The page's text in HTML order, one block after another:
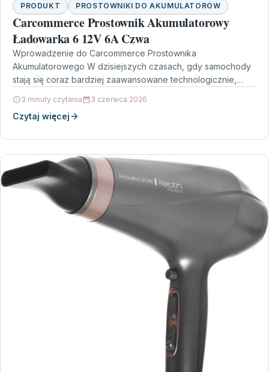
PRODUKT PROSTOWNIKI DO AKUMULATORÓW
Carcommerce Prostownik Akumulatorowy
Ładowarka 6 12V 6A Czwa
Wprowadzenie do Carcommerce Prostownika
Akumulatorowego W dzisiejszych czasach, gdy samochody
stają się coraz bardziej zaawansowane technologicznie,
nieoceniona.…
3 minuty czytania 3 czerwca 2026
Czytaj więcej